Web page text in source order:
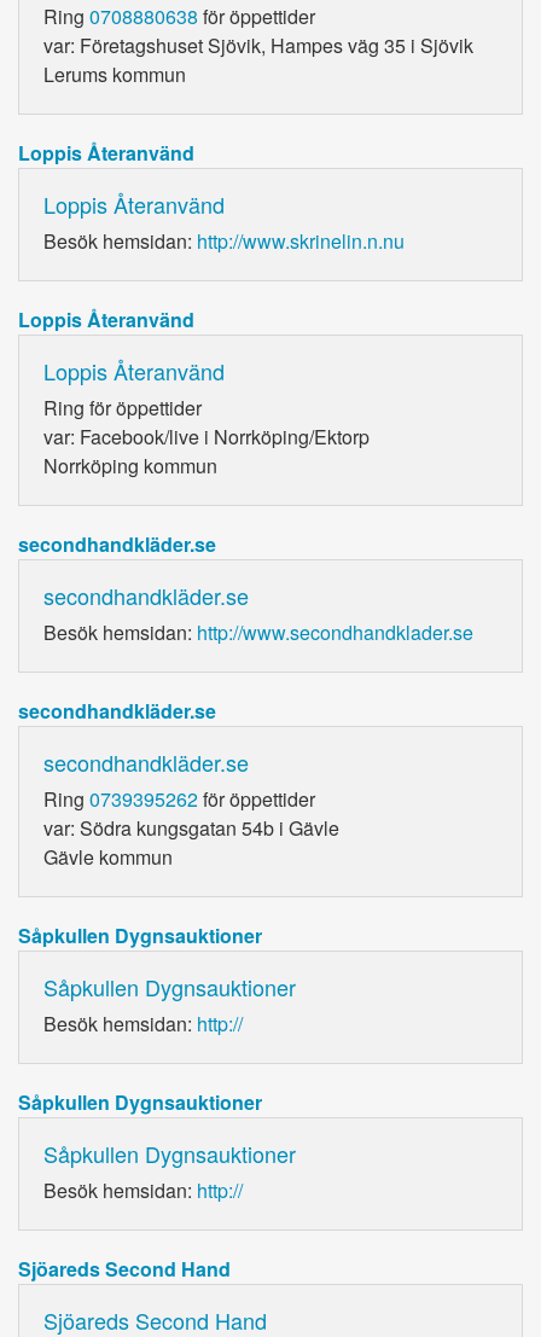
Ring 0708880638 för öppettider
var: Företagshuset Sjövik, Hampes väg 35 i Sjövik
Lerums kommun
Loppis Återanvänd
Loppis Återanvänd
Besök hemsidan: http://www.skrinelin.n.nu
Loppis Återanvänd
Loppis Återanvänd
Ring för öppettider
var: Facebook/live i Norrköping/Ektorp
Norrköping kommun
secondhandkläder.se
secondhandkläder.se
Besök hemsidan: http://www.secondhandklader.se
secondhandkläder.se
secondhandkläder.se
Ring 0739395262för öppettider
var: Södra kungsgatan 54b i Gävle
Gävle kommun
Såpkullen Dygnsauktioner
Såpkullen Dygnsauktioner
Besök hemsidan: http://
Såpkullen Dygnsauktioner
Såpkullen Dygnsauktioner
Besök hemsidan: http://
Sjöareds Second Hand
Sjöareds Second Hand